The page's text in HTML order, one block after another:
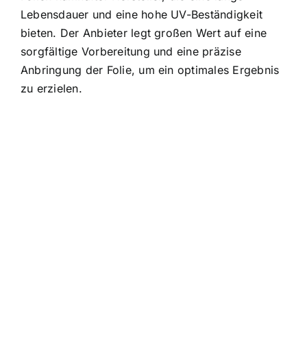
Lebensdauer und eine hohe UV-Beständigkeit
bieten. Der Anbieter legt großen Wert auf eine
sorgfältige Vorbereitung und eine präzise
Anbringung der Folie, um ein optimales Ergebnis
zu erzielen.